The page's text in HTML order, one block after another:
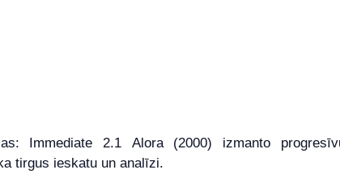
Immediate 2.1 Alora (2000) izmanto
tirgus ieskatu un analīzi.